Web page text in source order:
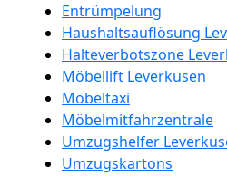
Entrümpelung
Haushaltsauflösung
Halteverbotszone
Möbellift Leverkusen
Möbeltaxi
Möbelmitfahrzentrale
Umzugshelfer
Umzugskartons